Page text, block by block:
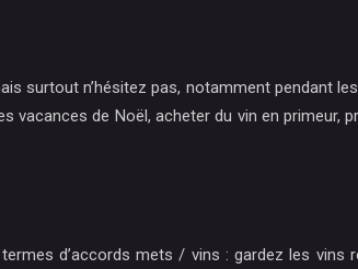
surtout n’hésitez pas, notamment pendant
de Noël, acheter du vin en primeur,
d’accords mets / vins : gardez les